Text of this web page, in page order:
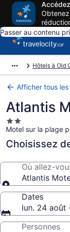
Passer au contenu
Hôtels à Old
Afficher tous
Atlantis
Hébergement
2.0 étoiles
Motel sur la plage
Choisissez
Où allez-
Atlantis
Dates
lun. 24 août
Personnes